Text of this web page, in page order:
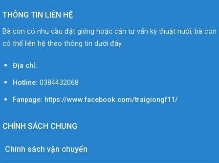
THÔNG TIN LIÊN HỆ
Bà con có nhu cầu đặt giống hoặc cần tư vấn kỹ thuật nuôi, bà con
có thể liên hệ theo thông tin dưới đây
Địa chỉ:
Hotline: 0384432068
Fanpage: https://www.facebook.com/traigiongf11/
CHÍNH SÁCH CHUNG
Chính sách vận chuyển